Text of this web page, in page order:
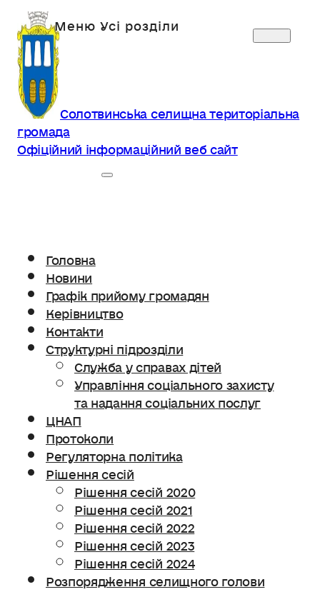
Солотвинська селищна територіальна
громада
Офіційний інформаційний веб сайт
Головна
Новини
Графік прийому громадян
Керівництво
Контакти
Структурні підрозділи
Служба у справах дітей
Управління соціального захисту
та надання соціальних послуг
ЦНАП
Протоколи
Регуляторна політика
Рішення сесій
Рішення сесій 2020
Рішення сесій 2021
Рішення сесій 2022
Рішення сесій 2023
Рішення сесій 2024
Розпорядження селищного голови